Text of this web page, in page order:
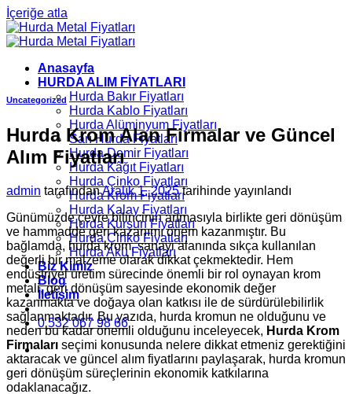
İçeriğe atla
Anasayfa
HURDA ALIM FİYATLARI
Hurda Bakır Fiyatları
Hurda Kablo Fiyatları
Hurda Alüminyum Fiyatları
Sarı Hurda Fiyatları
Hurda Demir Fiyatları
Hurda Kâğıt Fiyatları
Hurda Çinko Fiyatları
Hurda Krom Fiyatları
Hurda Kalay Fiyatları
Hurda Kurşun Fiyatları
Hurda Çinko Fiyatları
Hurda Akü Fiyatları
Biz Kimiz
Blog
İletişim
0 532 067 98 66
Uncategorized
Hurda Krom Alan Firmalar ve Güncel
Alım Fiyatları
admin tarafındanAralık 1, 2025tarihinde yayınlandı
Günümüzde çevre bilincinin artmasıyla birlikte geri dönüşüm
ve hammadde geri kazanımı önem kazanmıştır. Bu
bağlamda, hurda krom, sanayi alanında sıkça kullanılan
değerli bir malzeme olarak dikkat çekmektedir. Hem
endüstriyel üretim sürecinde önemli bir rol oynayan krom
metali, geri dönüşüm sayesinde ekonomik değer
kazanmakta ve doğaya olan katkısı ile de sürdürülebilirlik
sağlanmaktadır. Bu yazıda, hurda kromun ne olduğunu ve
neden bu kadar önemli olduğunu inceleyecek, Hurda Krom
Firmaları seçimi konusunda nelere dikkat etmeniz gerektiğini
aktaracak ve güncel alım fiyatlarını paylaşarak, hurda kromun
geri dönüşüm süreçlerinin ekonomik katkılarına
odaklanacağız.